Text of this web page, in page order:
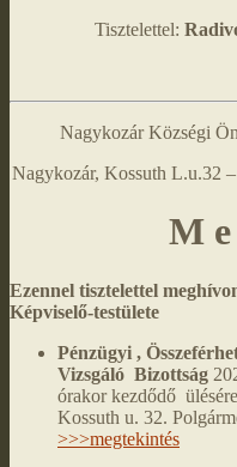
Tisztelettel:
Nagykozár Községi
Nagykozár, Kossuth L.u.32
M
Ezennel tisztelettel
Képviselő-testülete
Pénzügyi ,
Vizsgáló Bizottság
órakor kezdődő
Kossuth u. 32.
>>>megtekintés